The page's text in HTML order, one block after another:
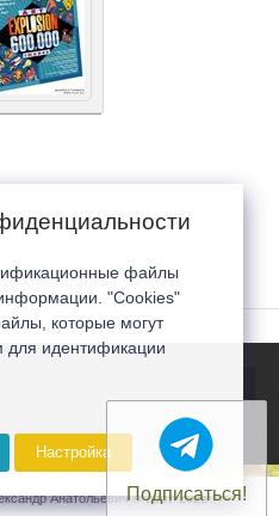
Анатольевич © 2007-2026
Подписаться!
файлы
"Cookies"
которые могут
для идентификации
Настройка